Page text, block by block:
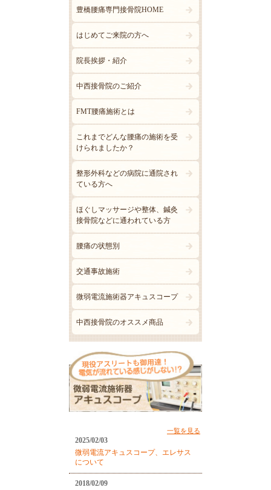
豊橋腰痛専門接骨院HOME
はじめてご来院の方へ
院長挨拶・紹介
中西接骨院のご紹介
FMT腰痛施術とは
これまでどんな腰痛の施術を受
けられましたか？
整形外科などの病院に通院され
ている方へ
ほぐしマッサージや整体、鍼灸
接骨院などに通われている方
腰痛の状態別
交通事故施術
微弱電流施術器アキュスコープ
中西接骨院のオススメ商品
一覧を見る
2025/02/03
微弱電流アキュスコープ、エレサス
について
2018/02/09